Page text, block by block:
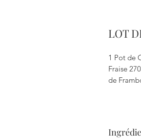
LOT
1 Pot de
Fraise
de